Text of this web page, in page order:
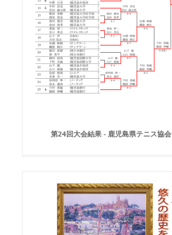
第24回大会結果 - 鹿児島県テニス協会